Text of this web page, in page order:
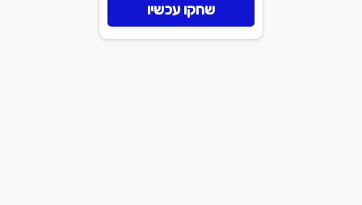
שחקו עכשיו